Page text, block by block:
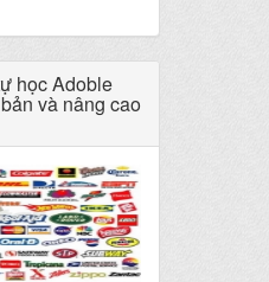
thiết kế bao bì
học Adoble
và nâng cao